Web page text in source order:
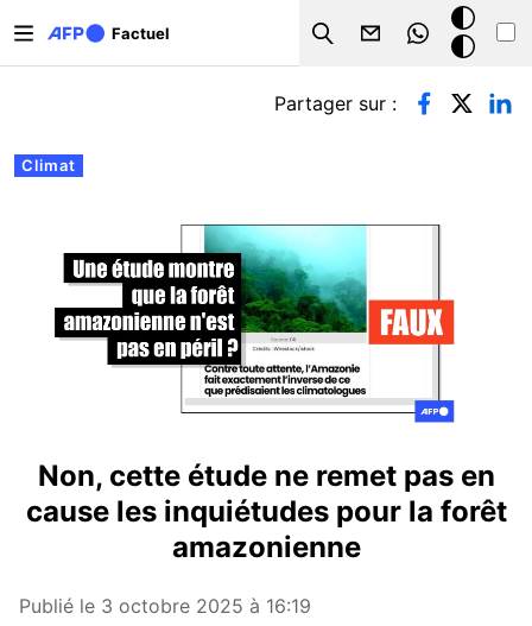
Factuel
Search
Mode
sombre
Onglets principaux
Climat
Partager sur :
Non, cette étude ne remet pas en
cause les inquiétudes pour la forêt
amazonienne
Publié le 3 octobre 2025 à 16:19